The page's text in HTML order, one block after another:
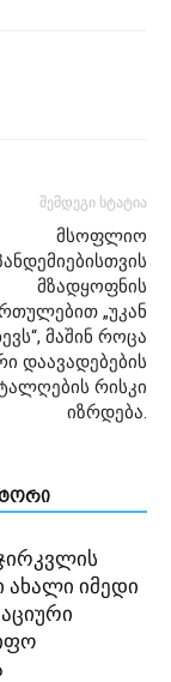
შემდეგი სტატია
მსოფლიო
მზადყოფნის
„უკან
მაშინ როცა
დაავადებების
რისკი
იზრდება.
ახალი იმედი